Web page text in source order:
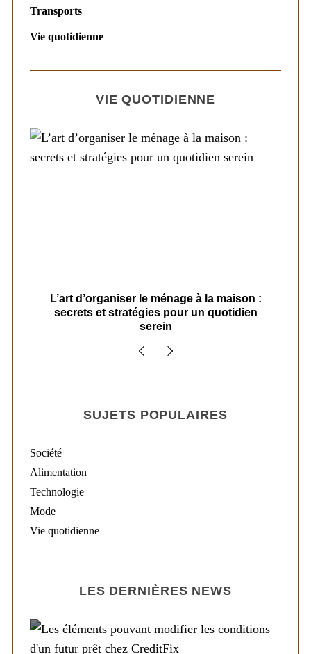
Transports
Vie quotidienne
VIE QUOTIDIENNE
L’art d’organiser le ménage à la maison :
secrets et stratégies pour un quotidien
serein
SUJETS POPULAIRES
Société
Alimentation
Technologie
Mode
Vie quotidienne
LES DERNIÈRES NEWS